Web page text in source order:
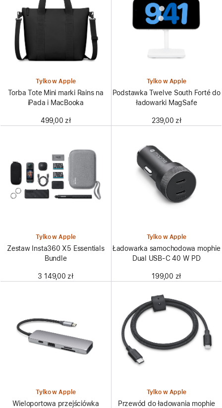
Tylko w Apple
Torba Tote Mini marki Rains na
iPada i MacBooka
499,00 zł
Tylko w Apple
Podstawka Twelve South Forté do
ładowarki MagSafe
239,00 zł
Tylko w Apple
Zestaw Insta360 X5 Essentials
Bundle
3 149,00 zł
Tylko w Apple
Ładowarka samochodowa mophie
Dual USB-C 40 W PD
199,00 zł
Tylko w Apple
Wieloportowa przejściówka
Tylko w Apple
Przewód do ładowania mophie